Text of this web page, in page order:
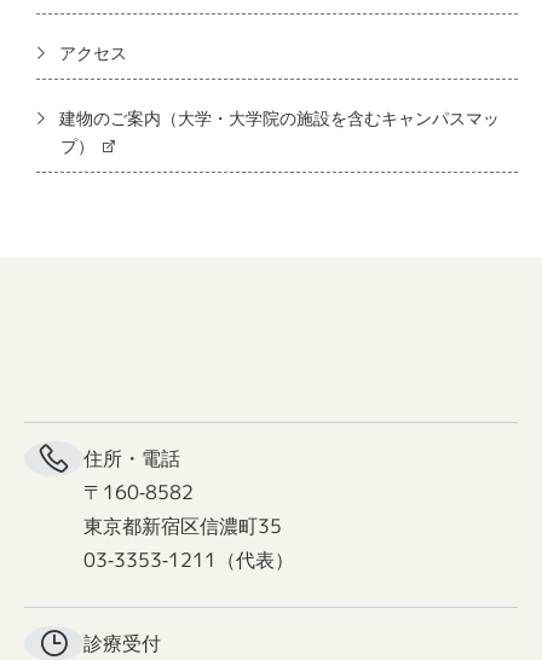
アクセス
建物のご案内（大学・大学院の施設を含むキャンパスマッ
プ）
住所・電話
〒160-8582
東京都新宿区信濃町35
03-3353-1211（代表）
診療受付